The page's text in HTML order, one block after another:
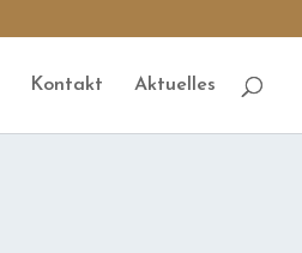
Kontakt Aktuelles